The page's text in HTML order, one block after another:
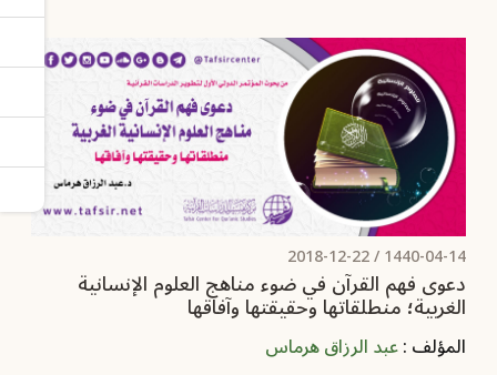
1440-04-14 /
2018-12-22
دعوى فهم القرآن في ضوء مناهج العلوم الإنسانية
الغربية؛ منطلقاتها وحقيقتها وآفاقها
المؤلف :عبد الرزاق هرماس